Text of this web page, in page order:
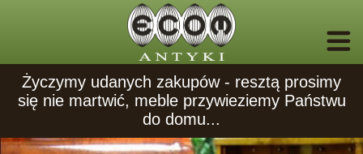
Życzymy udanych zakupów - resztą prosimy
się nie martwić, meble przywieziemy Państwu
do domu...